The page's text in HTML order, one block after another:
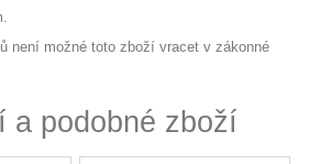
není možné toto zboží vracet v zákonné
a podobné zboží